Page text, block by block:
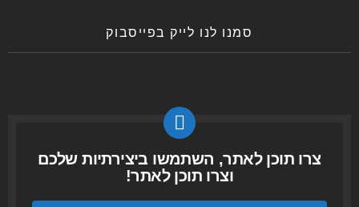
סמנו לנו לייק בפייסבוק
צרו תוכן לאתר, השתמשו ביצירתיות שלכם
וצרו תוכן לאתר!